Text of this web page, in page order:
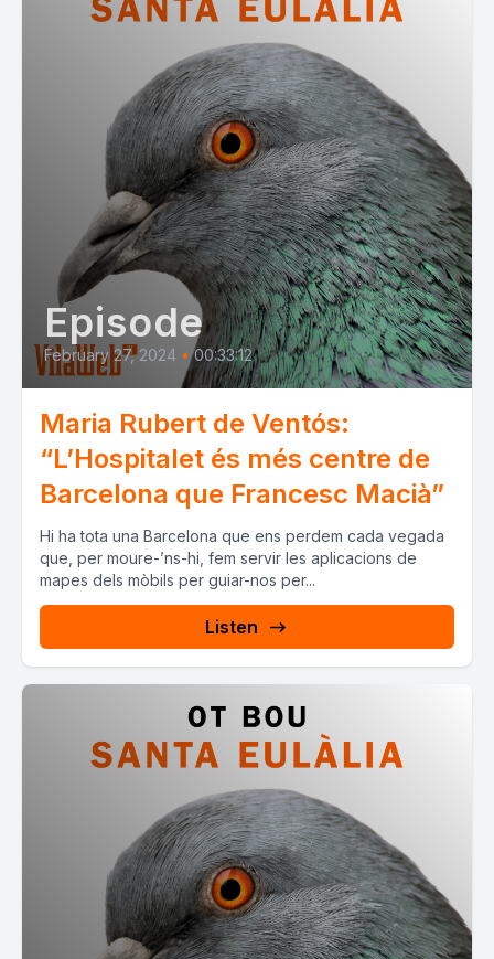
Episode
February 27, 2024 • 00:33:12
Maria Rubert de Ventós:
“L’Hospitalet és més centre de
Barcelona que Francesc Macià”
Hi ha tota una Barcelona que ens perdem cada vegada
que, per moure-’ns-hi, fem servir les aplicacions de
mapes dels mòbils per guiar-nos per...
Listen